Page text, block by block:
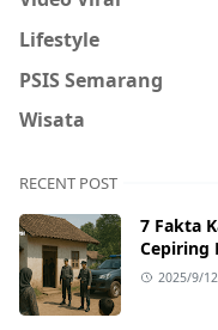
Lifestyle
PSIS Semarang
Wisata
RECENT POST
7 Fakta
Cepiring
2025/9/12